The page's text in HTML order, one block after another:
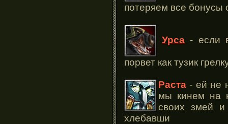
потеряем все бонусы
Урса - если
порвет как тузик
Раста - ей не
мы кинем на
своих змей и
хлебавши